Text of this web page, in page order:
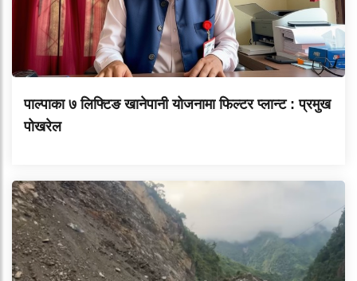
पाल्पाका ७ लिफ्टिङ खानेपानी योजनामा फिल्टर प्लान्ट : प्रमुख
पोखरेल